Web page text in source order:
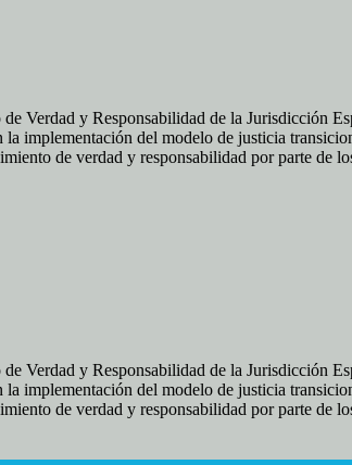
Verdad y Responsabilidad de la Jurisdicción
implementación del modelo de justicia
de verdad y responsabilidad por parte de
Verdad y Responsabilidad de la Jurisdicción
implementación del modelo de justicia
de verdad y responsabilidad por parte de